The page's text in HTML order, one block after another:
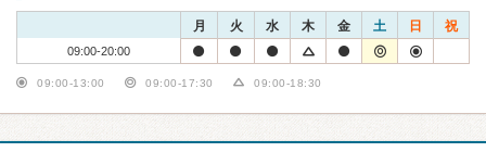
月 火 水 木 金 土 日 祝
09:00-20:00
09:00-13:00 09:00-17:30 09:00-18:30